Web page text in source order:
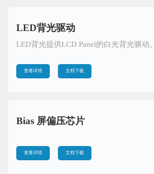
LED背光驱动
LED背光提供LCD Panel的白光背光驱动。
查看详情 文档下载
Bias 屏偏压芯片
查看详情 文档下载